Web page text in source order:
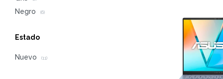
Negro (6)
Estado
Nuevo (11)